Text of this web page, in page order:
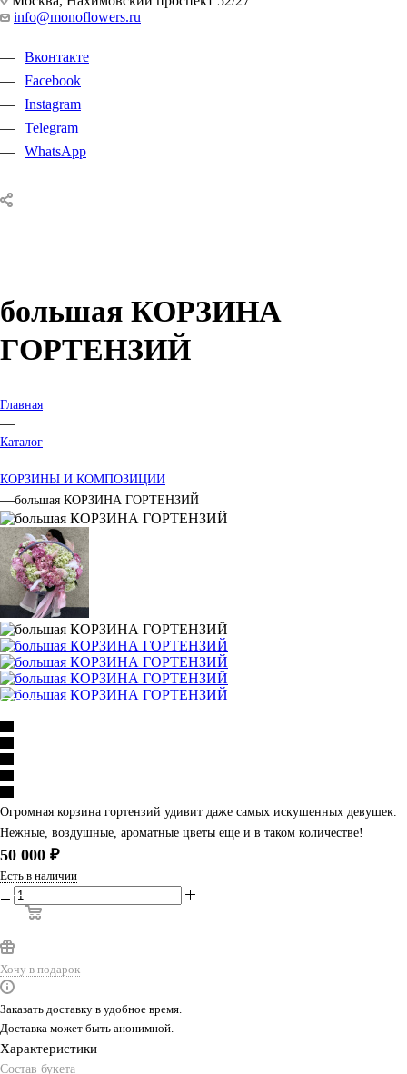
info@monoflowers.ru
Вконтакте
Facebook
Instagram
Telegram
WhatsApp
большая КОРЗИНА
ГОРТЕНЗИЙ
Главная
—
Каталог
—
КОРЗИНЫ И КОМПОЗИЦИИ
—большая КОРЗИНА ГОРТЕНЗИЙ
Огромная корзина гортензий удивит даже самых искушенных девушек.
Нежные, воздушные, ароматные цветы еще и в таком количестве!
50 000 ₽
Есть в наличии
Хочу в подарок
Заказать доставку в удобное время.
Доставка может быть анонимной.
Характеристики
Состав букета